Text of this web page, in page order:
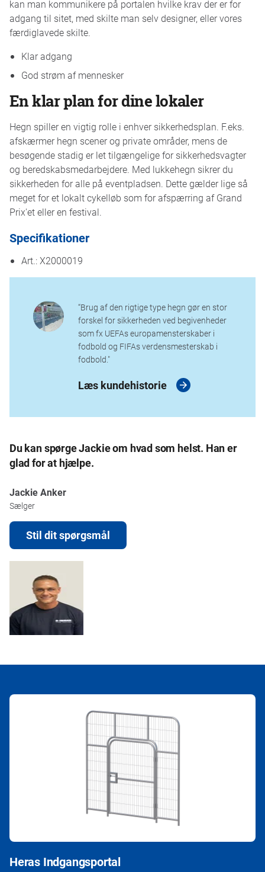
kan man kommunikere på portalen hvilke krav der er for
adgang til sitet, med skilte man selv designer, eller vores
færdiglavede skilte.
Klar adgang
God strøm af mennesker
En klar plan for dine lokaler
Hegn spiller en vigtig rolle i enhver sikkerhedsplan. F.eks.
afskærmer hegn scener og private områder, mens de
besøgende stadig er let tilgængelige for sikkerhedsvagter
og beredskabsmedarbejdere. Med lukkehegn sikrer du
sikkerheden for alle på eventpladsen. Dette gælder lige så
meget for et lokalt cykelløb som for afspærring af Grand
Prix'et eller en festival.
Specifikationer
Art.: X2000019
“Brug af den rigtige type hegn gør en stor
forskel for sikkerheden ved begivenheder
som fx UEFAs europamensterskaber i
fodbold og FIFAs verdensmesterskab i
fodbold."
Læs kundehistorie
Du kan spørge Jackie om hvad som helst. Han er
glad for at hjælpe.
Jackie Anker
Sælger
Stil dit spørgsmål
Heras Indgangsportal